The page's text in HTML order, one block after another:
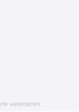
немовлят.